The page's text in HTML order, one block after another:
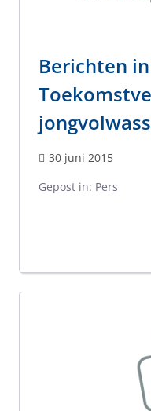
Berichten
30 juni 2015
Gepost in: Pers